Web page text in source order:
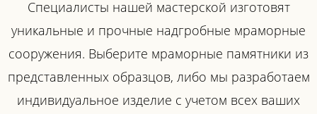
Специалисты нашей мастерской изготовят
уникальные и прочные надгробные мраморные
сооружения. Выберите мраморные памятники из
представленных образцов, либо мы разработаем
индивидуальное изделие с учетом всех ваших